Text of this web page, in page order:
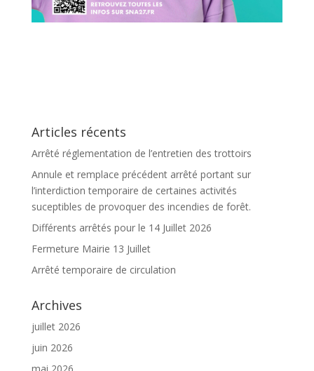
Articles récents
Arrêté réglementation de l’entretien des trottoirs
Annule et remplace précédent arrêté portant sur
l’interdiction temporaire de certaines activités
suceptibles de provoquer des incendies de forêt.
Différents arrêtés pour le 14 Juillet 2026
Fermeture Mairie 13 Juillet
Arrêté temporaire de circulation
Archives
juillet 2026
juin 2026
mai 2026